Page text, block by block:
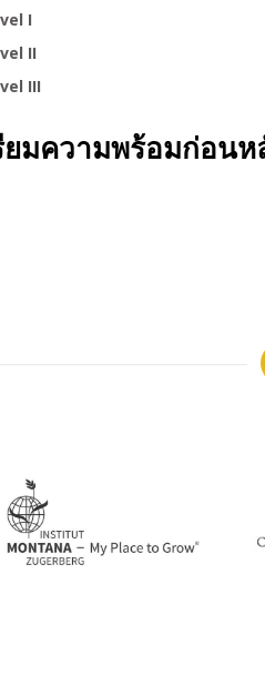
I
II
III
ความพร้อมก่อนหลักสู